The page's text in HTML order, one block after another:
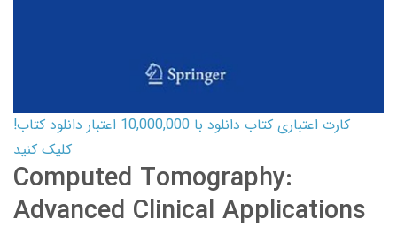
کارت اعتباری کتاب دانلود با 10,000,000 اعتبار دانلود کتاب!
کلیک کنید
Computed Tomography:
Advanced Clinical Applications